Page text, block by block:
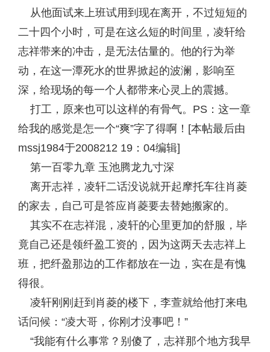
从他面试来上班试用到现在离开，不过短短的
二十四个小时，可是在这么短的时间里，凌轩给
志祥带来的冲击，是无法估量的。他的行为举
动，在这一潭死水的世界掀起的波澜，影响至
深，给现场的每一个人都带来心灵上的震撼。
打工，原来也可以这样的有骨气。PS：这一章
给我的感觉是怎一个“爽”字了得啊！[本帖最后由
mssj1984于2008212 19：04编辑]
第一百零九章 玉池腾龙九寸深
离开志祥，凌轩二话没说就开起摩托车往肖菱
的家去，自己可是答应肖菱要去替她搬家的。
其实不在志祥混，凌轩的心里更加的舒服，毕
竟自己还是领纤盈工资的，因为这两天去志祥上
班，把纤盈那边的工作都放在一边，实在是有愧
得很。
凌轩刚刚赶到肖菱的楼下，李萱就给他打来电
话问候：“凌大哥，你刚才没事吧！”
“我能有什么事常？别傻了，志祥那个地方我早